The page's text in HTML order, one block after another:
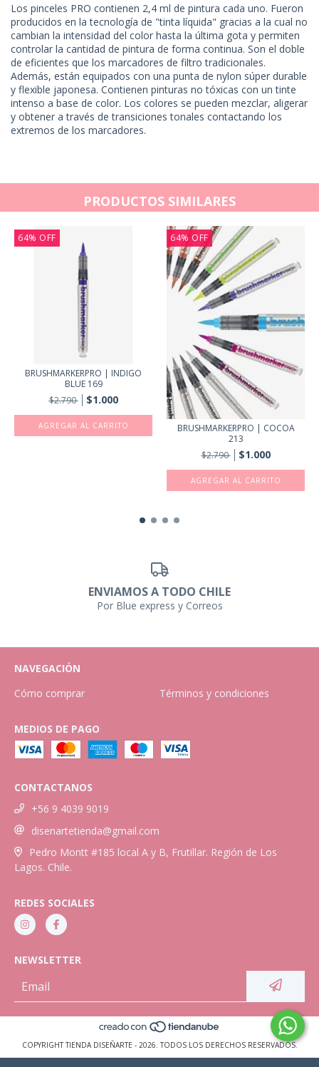
Los pinceles PRO contienen 2,4 ml de pintura cada uno. Fueron
producidos en la tecnología de "tinta líquida" gracias a la cual no
cambian la intensidad del color hasta la última gota y permiten
controlar la cantidad de pintura de forma continua. Son el doble
de eficientes que los marcadores de filtro tradicionales.
Además, están equipados con una punta de nylon súper durable
y flexible japonesa. Contienen pinturas no tóxicas con un tinte
intenso a base de color. Los colores se pueden mezclar, aligerar
y obtener a través de transiciones tonales contactando los
extremos de los marcadores.
PRODUCTOS SIMILARES
64% OFF
BRUSHMARKERPRO | INDIGO
BLUE 169
$2.790
$1.000
64% OFF
BRUSHMARKERPRO | COCOA
213
$2.790
$1.000
ENVIAMOS A TODO CHILE
Por Blue express y Correos
NAVEGACIÓN
Cómo comprar
Términos y condiciones
MEDIOS DE PAGO
CONTACTANOS
+56 9 4039 9019
disenartetienda@gmail.com
Pedro Montt #185 local A y B, Frutillar. Región de Los
Lagos. Chile.
REDES SOCIALES
NEWSLETTER
COPYRIGHT TIENDA DISEÑARTE - 2026. TODOS LOS DERECHOS RESERVADOS.